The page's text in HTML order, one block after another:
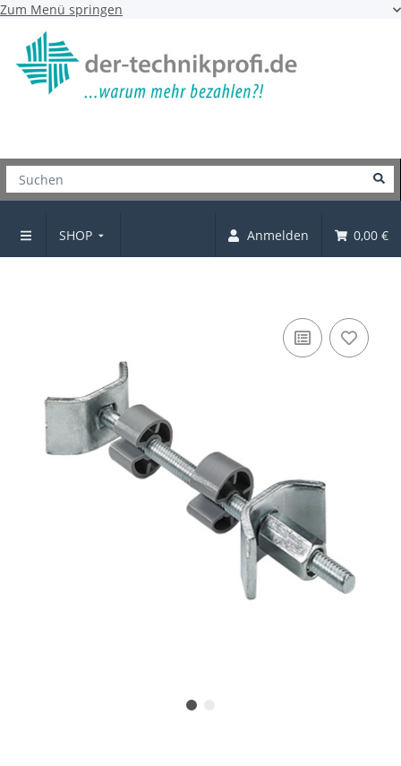
Zum Menü springen
SHOP Anmelden 0,00 €
Plattenverbinder